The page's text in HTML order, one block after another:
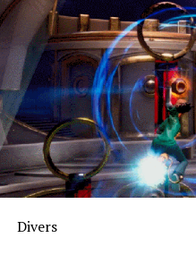
Divers